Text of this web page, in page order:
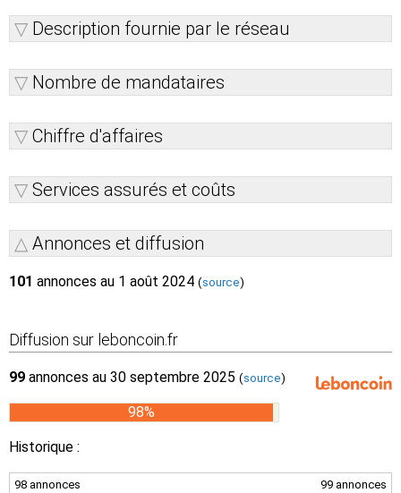
Description fournie par le réseau
Nombre de mandataires
Chiffre d'affaires
Services assurés et coûts
Annonces et diffusion
101 annonces au 1 août 2024 (source)
Diffusion sur leboncoin.fr
99 annonces au 30 septembre 2025 (source)
98%
Historique :
98 annonces 99 annonces